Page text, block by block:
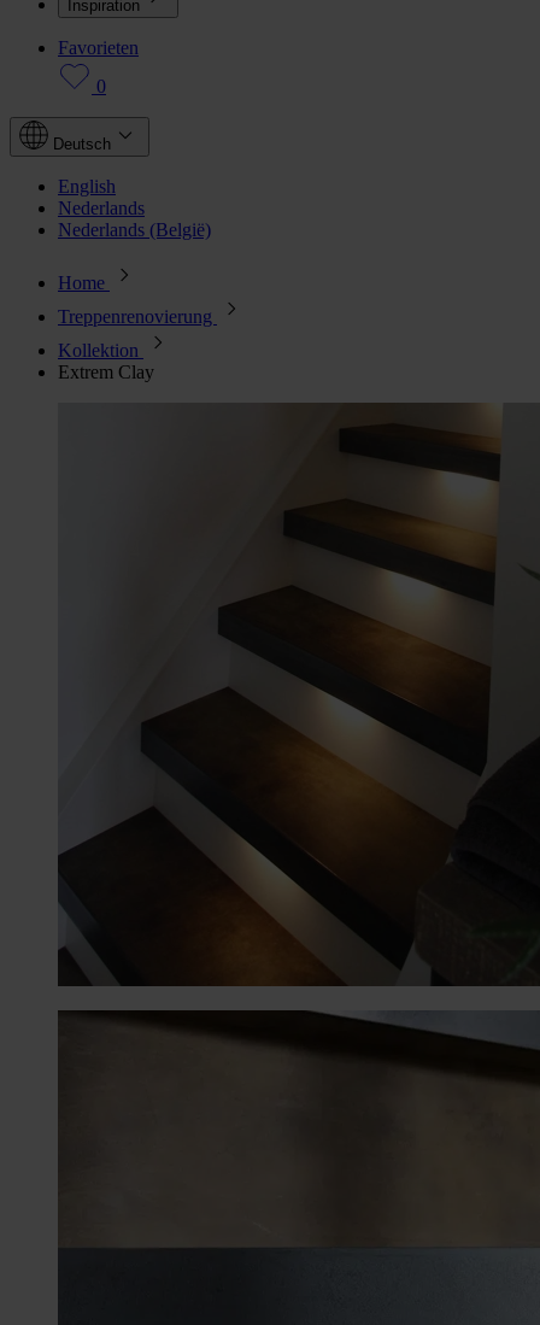
Inspiration
Favorieten
0
Deutsch
English
Nederlands
Nederlands (België)
Home
Treppenrenovierung
Kollektion
Extrem Clay